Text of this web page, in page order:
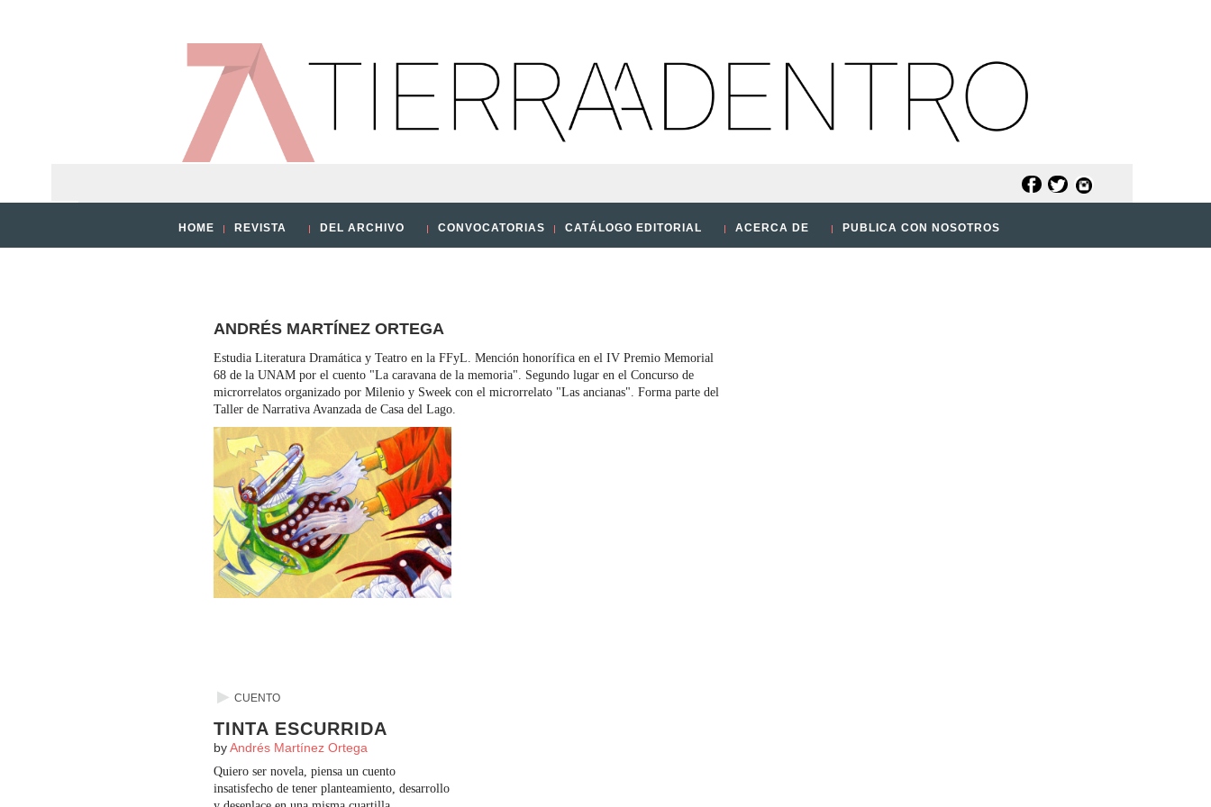
HOME REVISTA DEL ARCHIVO CONVOCATORIAS CATÁLOGO EDITORIAL ACERCA DE PUBLICA CON NOSOTROS
ANDRÉS MARTÍNEZ ORTEGA
Estudia Literatura Dramática y Teatro en la FFyL. Mención honorífica en el IV Premio Memorial
68 de la UNAM por el cuento "La caravana de la memoria". Segundo lugar en el Concurso de
microrrelatos organizado por Milenio y Sweek con el microrrelato "Las ancianas". Forma parte del
Taller de Narrativa Avanzada de Casa del Lago.
▶ CUENTO
TINTA ESCURRIDA
byAndrés Martínez Ortega
Quiero ser novela, piensa un cuento
insatisfecho de tener planteamiento, desarrollo